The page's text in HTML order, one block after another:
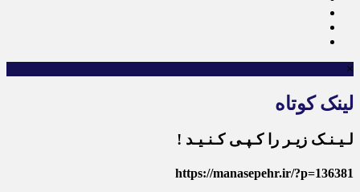
×
لینک کوتاه
لـیـنـک زیـر را کـپـی کـنـیـد !
https://manasepehr.ir/?p=136381